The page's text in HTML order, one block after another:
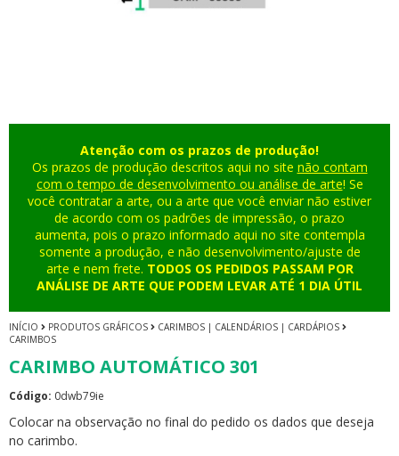
Atenção com os prazos de produção!
Os prazos de produção descritos aqui no site não contam
com o tempo de desenvolvimento ou análise de arte! Se
você contratar a arte, ou a arte que você enviar não estiver
de acordo com os padrões de impressão, o prazo
aumenta, pois o prazo informado aqui no site contempla
somente a produção, e não desenvolvimento/ajuste de
arte e nem frete. TODOS OS PEDIDOS PASSAM POR
ANÁLISE DE ARTE QUE PODEM LEVAR ATÉ 1 DIA ÚTIL
INÍCIO PRODUTOS GRÁFICOS
CARIMBOS | CALENDÁRIOS | CARDÁPIOS
CARIMBOS
CARIMBO AUTOMÁTICO 301
Código: 0dwb79ie
Colocar na observação no final do pedido os dados que deseja
no carimbo.